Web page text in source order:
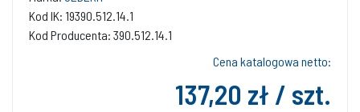
Kod IK: 19390.512.14.1
Kod Producenta: 390.512.14.1
Cena katalogowa netto:
137,20 zł / szt.